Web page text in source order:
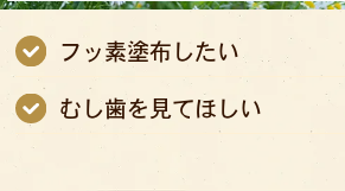
フッ素塗布したい
むし歯を見てほしい